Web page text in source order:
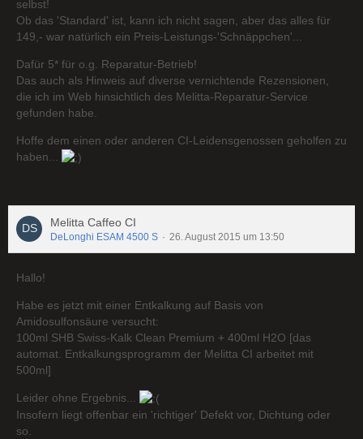
selbst!
Ob das 'Standard' ist, kann ich nicht sagen, aber das alles für
149,- war natürlich ein Preis-Leistungs-'Schnäppchen'...
Dafür 5* für o.g. Reparatur-Betrieb!
Das auch als Hinweis auf diverse vernichtende Rezensionen,
die ich im Web hinsichtlich des Melitta-Reparatur-Service
gefunden habe.
Hoffe dem einen oder anderen CI-Leidensgenossen geholfen zu
haben...
Melitta Caffeo CI
DeLonghi ESAM 4500 S 26. August 2015 um 13:50
Hallo!
Habe es jetzt mit einer Entkalkung auf Basis von
Amidosulfonsäure versucht:
100ml SHB Swiss-Kalk Clean Premium + 400ml H2O [das
automat. Entkalkungsprogramm der Melitta CI arbeitet mit
500ml]
Leider ohne Ergebnis...
Insofern liegt offenbar ein 'richtiger' Defekt vor, Dichtung oder
so.